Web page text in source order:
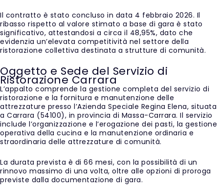
Il contratto è stato concluso in data 4 febbraio 2026. Il
ribasso rispetto al valore stimato a base di gara è stato
significativo, attestandosi a circa il 48,95%, dato che
evidenzia un’elevata competitività nel settore della
ristorazione collettiva destinata a strutture di comunità.
Oggetto e Sede del Servizio di
Ristorazione Carrara
L’appalto comprende la gestione completa del servizio di
ristorazione e la fornitura e manutenzione delle
attrezzature presso l’Azienda Speciale Regina Elena, situata
a Carrara (54100), in provincia di Massa-Carrara. Il servizio
include l’organizzazione e l’erogazione dei pasti, la gestione
operativa della cucina e la manutenzione ordinaria e
straordinaria delle attrezzature di comunità.
La durata prevista è di 66 mesi, con la possibilità di un
rinnovo massimo di una volta, oltre alle opzioni di proroga
previste dalla documentazione di gara.